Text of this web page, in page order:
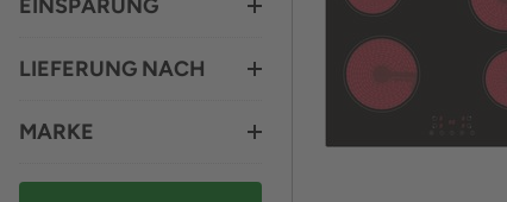
EINSPARUNG
LIEFERUNG NACH
MARKE